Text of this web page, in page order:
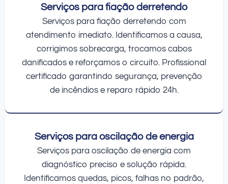
Serviços para fiação derretendo
Serviços para fiação derretendo com
atendimento imediato. Identificamos a causa,
corrigimos sobrecarga, trocamos cabos
danificados e reforçamos o circuito. Profissional
certificado garantindo segurança, prevenção
de incêndios e reparo rápido 24h.
Serviços para oscilação de energia
Serviços para oscilação de energia com
diagnóstico preciso e solução rápida.
Identificamos quedas, picos, falhas no padrão,